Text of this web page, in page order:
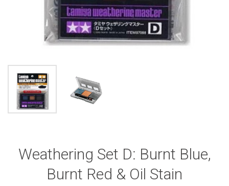
Weathering Set D: Burnt Blue,
Burnt Red & Oil Stain